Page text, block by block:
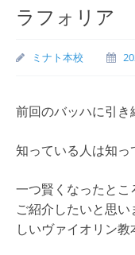
content
ラフォリア
ミナト本校
前回のバッハに引き
知っている人は知っ
一つ賢くなったと
ご紹介したいと思
しいヴァイオリン教